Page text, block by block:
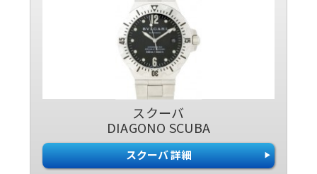
スクーバ
DIAGONO SCUBA
スクーバ 詳細